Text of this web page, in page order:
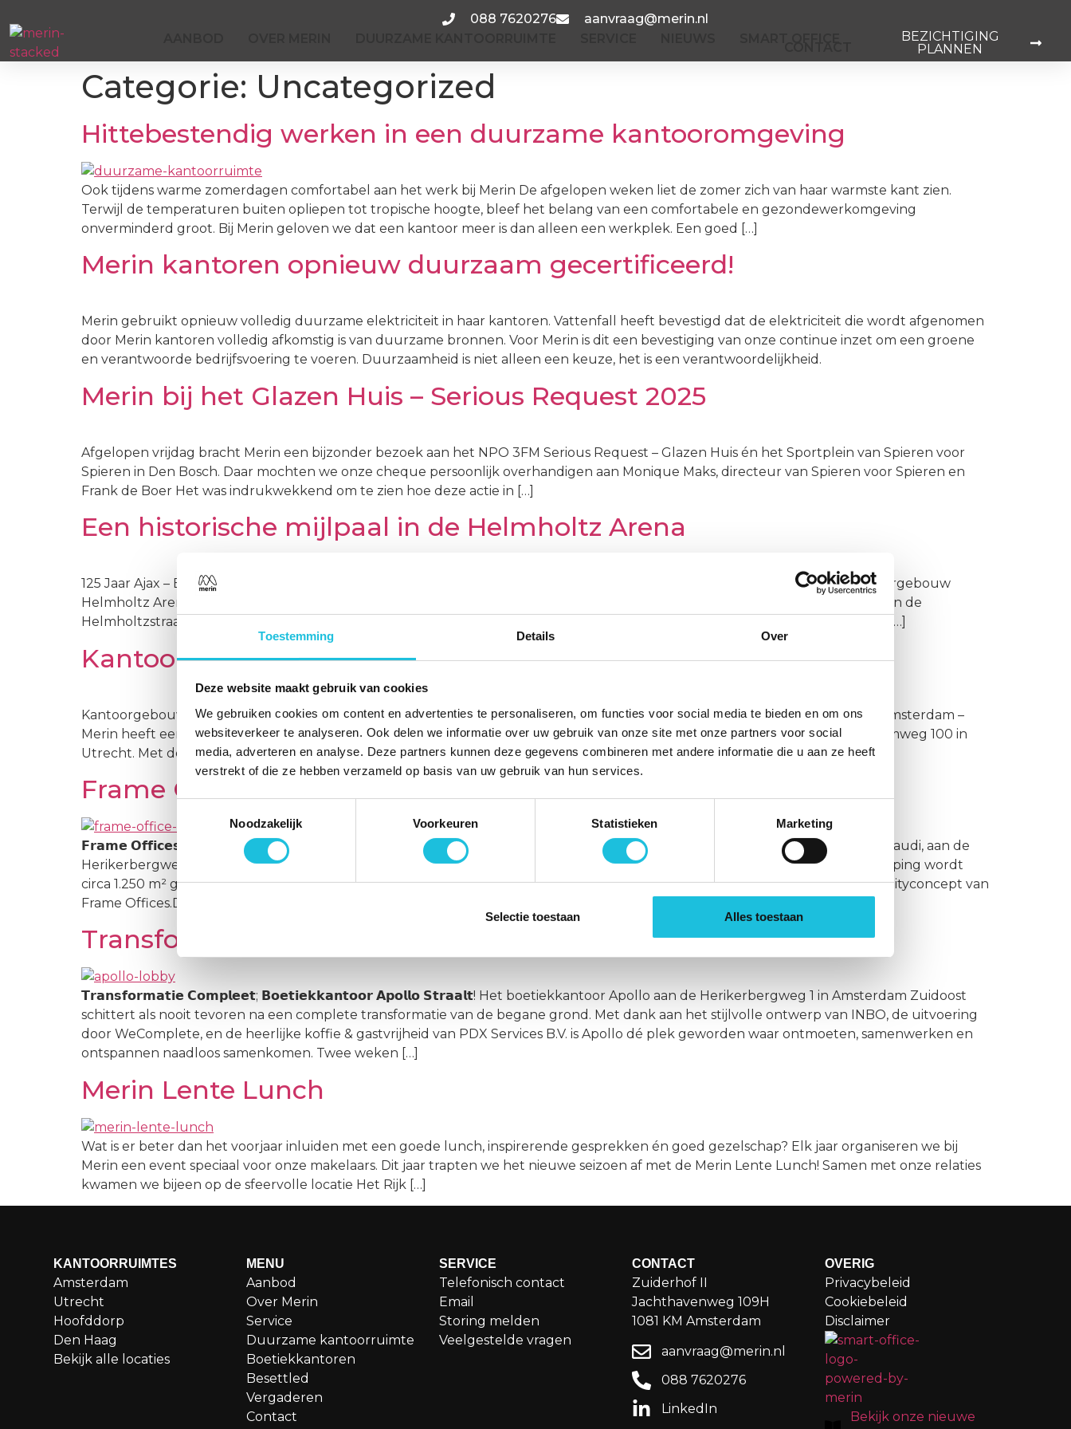
Toestemming Details Over
Deze website maakt gebruik van cookies
We gebruiken cookies om content en advertenties te personaliseren, om functies voor social media te bieden en om ons
websiteverkeer te analyseren. Ook delen we informatie over uw gebruik van onze site met onze partners voor social
media, adverteren en analyse. Deze partners kunnen deze gegevens combineren met andere informatie die u aan ze heeft
verstrekt of die ze hebben verzameld op basis van uw gebruik van hun services.
Noodzakelijk
Voorkeuren Statistieken Marketing
Selectie toestaan Alles toestaan
088 7620276
aanvraag@merin.nl
BEZICHTIGING
PLANNEN
Categorie: Uncategorized
Hittebestendig werken in een duurzame kantooromgeving
Ook tijdens warme zomerdagen comfortabel aan het werk bij Merin De afgelopen weken liet de zomer zich van haar warmste kant zien.
Terwijl de temperaturen buiten opliepen tot tropische hoogte, bleef het belang van een comfortabele en gezondewerkomgeving
onverminderd groot. Bij Merin geloven we dat een kantoor meer is dan alleen een werkplek. Een goed […]
Merin kantoren opnieuw duurzaam gecertificeerd!
Merin gebruikt opnieuw volledig duurzame elektriciteit in haar kantoren. Vattenfall heeft bevestigd dat de elektriciteit die wordt afgenomen
door Merin kantoren volledig afkomstig is van duurzame bronnen. Voor Merin is dit een bevestiging van onze continue inzet om een groene
en verantwoorde bedrijfsvoering te voeren. Duurzaamheid is niet alleen een keuze, het is een verantwoordelijkheid.
Merin bij het Glazen Huis – Serious Request 2025
Afgelopen vrijdag bracht Merin een bijzonder bezoek aan het NPO 3FM Serious Request – Glazen Huis én het Sportplein van Spieren voor
Spieren in Den Bosch. Daar mochten we onze cheque persoonlijk overhandigen aan Monique Maks, directeur van Spieren voor Spieren en
Frank de Boer Het was indrukwekkend om te zien hoe deze actie in […]
Een historische mijlpaal in de Helmholtz Arena
125 Jaar Ajax – Een historische mijlpaal Vorige maand vierde Ajax zijn 125-jarig bestaan. Hoe bijzonder is het dat het Merin kantoorgebouw
Helmholtz Arena is vernoemd naar het allereerste Ajax-stadion? Dat stadion stond zo’n 90 jaar geleden op precies deze plek, aan de
Helmholtzstraat in Amsterdam! Het gebouw, gelegen in het bruisende Amsterdam Oost in stadsdeel Watergraafsmeer, ademt […]
Kantoorgebouw Atoomweg volledig verhuurd
Kantoorgebouw Atoomweg 100 in Utrecht volledig verhuurd aan de Staat der Nederlanden – op weg naar energielabel A++ Amsterdam –
Merin heeft een langjarige huurovereenkomst gesloten met de Staat der Nederlanden voor het kantoorgebouw aan de Atoomweg 100 in
Utrecht. Met de komst van de nieuwe huurder wordt het gebouw verduurzaamd naar een energielabel A++. […]
Frame Offices breidt verder uit
𝗙𝗿𝗮𝗺𝗲 𝗢𝗳𝗳𝗶𝗰𝗲𝘀 𝗯𝗿𝗲𝗶𝗱𝘁 𝘂𝗶𝘁 𝗶𝗻 𝗔𝗺𝘀𝘁𝗲𝗿𝗱𝗮𝗺 – 𝗪𝗲𝗹𝗸𝗼𝗺 𝗶𝗻 𝗚𝗮𝘂𝗱𝗶! Frame Offices breidt verder uit in Amsterdam. In het gebouw Gaudi, aan de
Herikerbergweg in Amsterdam-Zuidoost, opent Frame Offices in september 2025 een gloednieuwe locatie. Op de zesde verdieping wordt
circa 1.250 m² gerealiseerd aan hoogwaardige, full‑servicekantoren en werkplekken, geheel volgens het kenmerkende hospitalityconcept van
Frame Offices.Deze uitbreiding is het resultaat van een krachtige samenwerking […]
Transformatie Apollo afgerond
𝗧𝗿𝗮𝗻𝘀𝗳𝗼𝗿𝗺𝗮𝘁𝗶𝗲 𝗖𝗼𝗺𝗽𝗹𝗲𝗲𝘁; 𝗕𝗼𝗲𝘁𝗶𝗲𝗸𝗸𝗮𝗻𝘁𝗼𝗼𝗿 𝗔𝗽𝗼𝗹𝗹𝗼 𝗦𝘁𝗿𝗮𝗮𝗹𝘁! Het boetiekkantoor Apollo aan de Herikerbergweg 1 in Amsterdam Zuidoost
schittert als nooit tevoren na een complete transformatie van de begane grond. Met dank aan het stijlvolle ontwerp van INBO, de uitvoering
door WeComplete, en de heerlijke koffie & gastvrijheid van PDX Services B.V. is Apollo dé plek geworden waar ontmoeten, samenwerken en
ontspannen naadloos samenkomen. Twee weken […]
Merin Lente Lunch
Wat is er beter dan het voorjaar inluiden met een goede lunch, inspirerende gesprekken én goed gezelschap? Elk jaar organiseren we bij
Merin een event speciaal voor onze makelaars. Dit jaar trapten we het nieuwe seizoen af met de Merin Lente Lunch! Samen met onze relaties
kwamen we bijeen op de sfeervolle locatie Het Rijk […]
KANTOORRUIMTES
Amsterdam
Utrecht
Hoofddorp
Den Haag
Bekijk alle locaties
MENU
Aanbod
Over Merin
Service
Duurzame kantoorruimte
Boetiekkantoren
Besettled
Vergaderen
Contact
SERVICE
Telefonisch contact
Email
Storing melden
Veelgestelde vragen
CONTACT
Zuiderhof II
Jachthavenweg 109H
1081 KM Amsterdam
aanvraag@merin.nl
088 7620276
LinkedIn
OVERIG
Privacybeleid
Cookiebeleid
Disclaimer
Bekijk onze nieuwe